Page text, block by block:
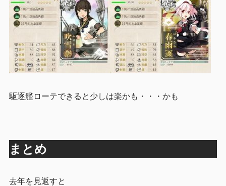
駆逐艦ローテできると少しは楽かも・・・かも
まとめ
去年を見返すと